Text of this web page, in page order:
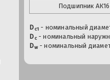
Подшипник
Dс1 - номинальный
Dс- номинальный
Dw- номинальный